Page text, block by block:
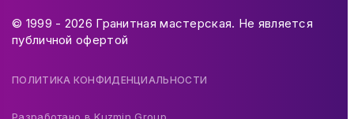
© 1999 - 2026 Гранитная мастерская. Не является
публичной офертой
ПОЛИТИКА КОНФИДЕНЦИАЛЬНОСТИ